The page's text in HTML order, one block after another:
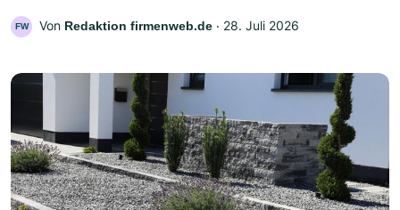
FW Von Redaktion firmenweb.de ‧ 28. Juli 2026